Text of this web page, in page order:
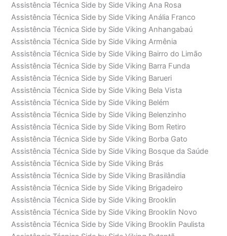
Assistência Técnica Side by Side Viking Ana Rosa
Assistência Técnica Side by Side Viking Anália Franco
Assistência Técnica Side by Side Viking Anhangabaú
Assistência Técnica Side by Side Viking Armênia
Assistência Técnica Side by Side Viking Bairro do Limão
Assistência Técnica Side by Side Viking Barra Funda
Assistência Técnica Side by Side Viking Barueri
Assistência Técnica Side by Side Viking Bela Vista
Assistência Técnica Side by Side Viking Belém
Assistência Técnica Side by Side Viking Belenzinho
Assistência Técnica Side by Side Viking Bom Retiro
Assistência Técnica Side by Side Viking Borba Gato
Assistência Técnica Side by Side Viking Bosque da Saúde
Assistência Técnica Side by Side Viking Brás
Assistência Técnica Side by Side Viking Brasilândia
Assistência Técnica Side by Side Viking Brigadeiro
Assistência Técnica Side by Side Viking Brooklin
Assistência Técnica Side by Side Viking Brooklin Novo
Assistência Técnica Side by Side Viking Brooklin Paulista